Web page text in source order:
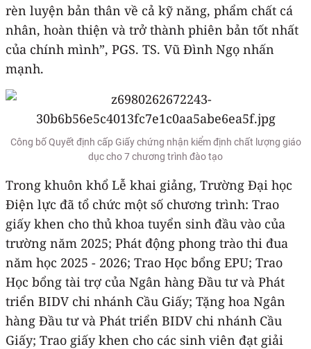
rèn luyện bản thân về cả kỹ năng, phẩm chất cá
nhân, hoàn thiện và trở thành phiên bản tốt nhất
của chính mình”, PGS. TS. Vũ Đình Ngọ nhấn
mạnh.
Công bố Quyết định cấp Giấy chứng nhận kiểm định chất lượng giáo
dục cho 7 chương trình đào tạo
Trong khuôn khổ Lễ khai giảng, Trường Đại học
Điện lực đã tổ chức một số chương trình: Trao
giấy khen cho thủ khoa tuyển sinh đầu vào của
trường năm 2025; Phát động phong trào thi đua
năm học 2025 - 2026; Trao Học bổng EPU; Trao
Học bổng tài trợ của Ngân hàng Đầu tư và Phát
triển BIDV chi nhánh Cầu Giấy; Tặng hoa Ngân
hàng Đầu tư và Phát triển BIDV chi nhánh Cầu
Giấy; Trao giấy khen cho các sinh viên đạt giải